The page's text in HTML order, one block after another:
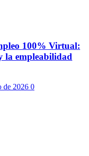
100% Virtual:
la empleabilidad
de 2026 0